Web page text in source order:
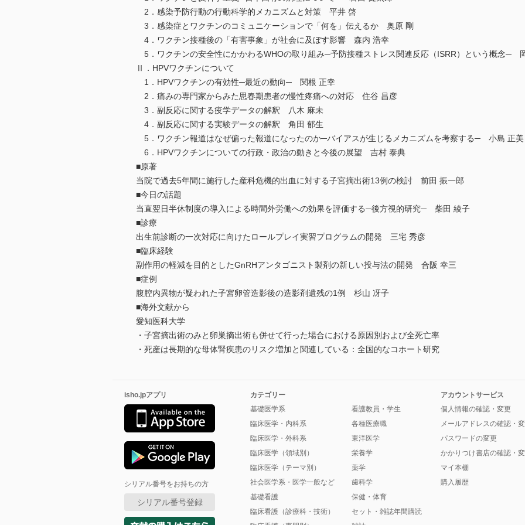
2．感染予防行動の行動科学的メカニズムと対策 平井 啓
3．感染症とワクチンのコミュニケーションで「何を」伝えるか 奥原 剛
4．ワクチン接種後の「有害事象」が社会に及ぼす影響 森内 浩幸
5．ワクチンの安全性にかかわるWHOの取り組み─予防接種ストレス関連反応（ISRR）という概念─
Ⅱ．HPVワクチンについて
1．HPVワクチンの有効性─最近の動向─ 関根 正幸
2．痛みの専門家からみた思春期患者の慢性疼痛への対応 住谷 昌彦
3．副反応に関する疫学データの解釈 八木 麻未
4．副反応に関する実験データの解釈 角田 郁生
5．ワクチン報道はなぜ偏った報道になったのか─バイアスが生じるメカニズムを考察する─ 小島 正美
6．HPVワクチンについての行政・政治の動きと今後の展望 吉村 泰典
■原著
当院で過去5年間に施行した産科危機的出血に対する子宮摘出術13例の検討 前田 振一郎
■今日の話題
当直翌日半休制度の導入による時間外労働への効果を評価する─後方視的研究─ 柴田 綾子
■診療
出生前診断の一次対応に向けたロールプレイ実習プログラムの開発 三宅 秀彦
■臨床経験
副作用の軽減を目的としたGnRHアンタゴニスト製剤の新しい投与法の開発 合阪 幸三
■症例
腹腔内異物が疑われた子宮卵管造影後の造影剤遺残の1例 杉山 冴子
■海外文献から
愛知医科大学
・子宮摘出術のみと卵巣摘出術も併せて行った場合における原因別および全死亡率
・死産は長期的な母体腎疾患のリスク増加と関連している：全国的なコホート研究
isho.jpアプリ
シリアル番号をお持ちの方
シリアル番号登録
カテゴリー
基礎医学系
臨床医学・内科系
臨床医学・外科系
臨床医学（領域別）
臨床医学（テーマ別）
社会医学系・医学一般など
基礎看護
臨床看護（診療科・技術）
看護教員・学生
各種医療職
東洋医学
栄養学
薬学
歯科学
保健・体育
セット・雑誌年間購読
アカウントサービス
個人情報の確認・変更
メールアドレスの確認・
パスワードの変更
かかりつけ書店の確認・
マイ本棚
購入履歴